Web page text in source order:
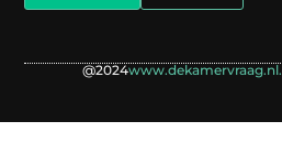
@2024www.dekamervraag.nl.